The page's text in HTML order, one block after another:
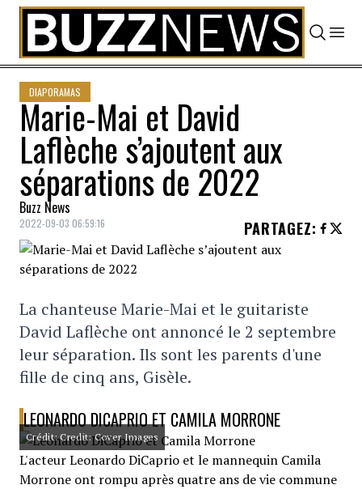
Skip to content
DIAPORAMAS
Marie-Mai et David
Laflèche s’ajoutent aux
séparations de 2022
Buzz News
2022-09-03 06:59:16 PARTAGEZ:
La chanteuse Marie-Mai et le guitariste
David Laflèche ont annoncé le 2 septembre
leur séparation. Ils sont les parents d'une
fille de cinq ans, Gisèle.
LEONARDO DICAPRIO ET CAMILA MORRONE
Crédit: Credit: Cover Images
L'acteur Leonardo DiCaprio et le mannequin Camila
Morrone ont rompu après quatre ans de vie commune